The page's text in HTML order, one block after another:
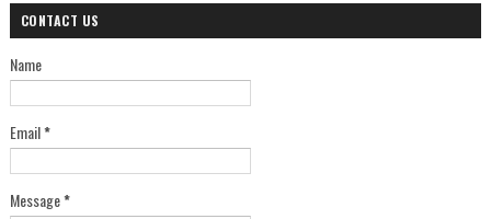
CONTACT US
Name
Email*
Message*